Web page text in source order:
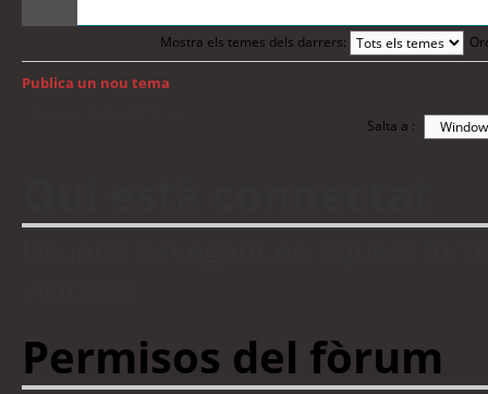
Mostra els temes dels darrers:
Publica un nou tema
Salta a :
Permisos del fòrum